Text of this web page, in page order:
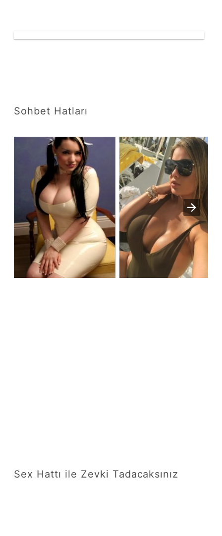
Sohbet Hatları
Sex Hattı ile Zevki Tadacaksınız